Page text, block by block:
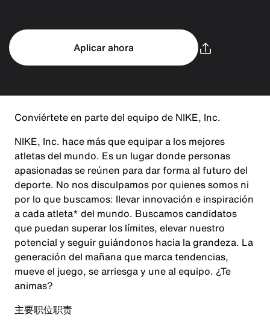
Aplicar ahora
Conviértete en parte del equipo de NIKE, Inc.
NIKE, Inc. hace más que equipar a los mejores
atletas del mundo. Es un lugar donde personas
apasionadas se reúnen para dar forma al futuro del
deporte. No nos disculpamos por quienes somos ni
por lo que buscamos: llevar innovación e inspiración
a cada atleta* del mundo. Buscamos candidatos
que puedan superar los límites, elevar nuestro
potencial y seguir guiándonos hacia la grandeza. La
generación del mañana que marca tendencias,
mueve el juego, se arriesga y une al equipo. ¿Te
animas?
主要职位职责